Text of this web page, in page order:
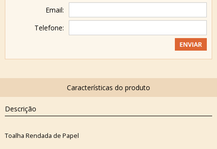
Email:
Telefone:
Descrição
Toalha Rendada de Papel